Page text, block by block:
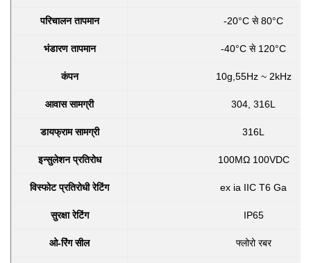
परिचालन तापमान -20°C से 80°C
भंडारण तापमान -40°C से 120°C
कंपन 10g,55Hz ~ 2kHz
आवास सामग्री 304, 316L
डायफ्राम सामग्री 316L
इन्सुलेशन प्रतिरोध 100MΩ 100VDC
विस्फोट प्रतिरोधी रेटिंग ex ia IIC T6 Ga
सुरक्षा रेटिंग IP65
ओ-रिंग सील फ्लोरो रबर